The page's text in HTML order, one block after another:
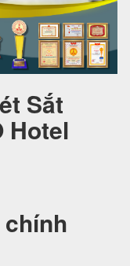
Sắt
Hotel